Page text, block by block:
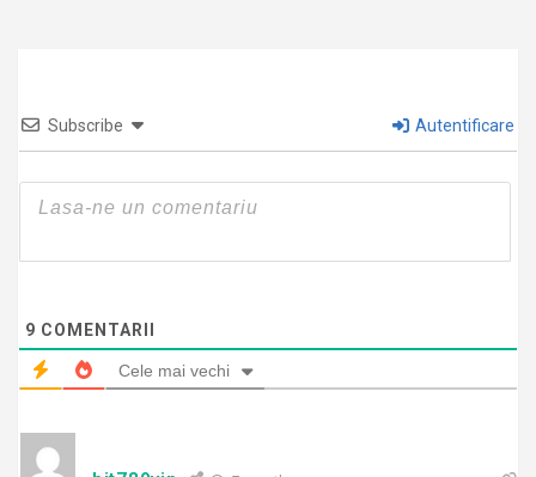
Subscribe Autentificare
9 COMENTARII
Cele mai vechi